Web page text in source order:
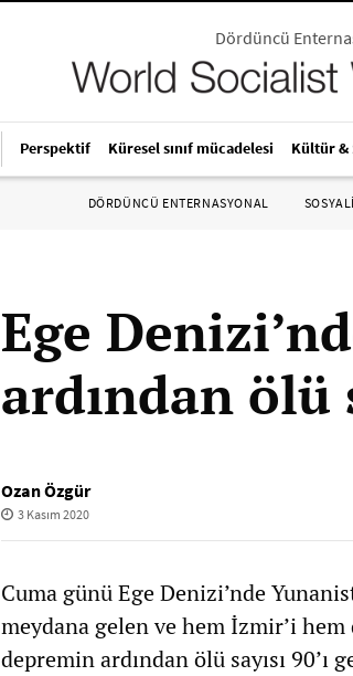
Dördüncü
Perspektif Küresel sınıf mücadelesi Kültür &
DÖRDÜNCÜ ENTERNASYONAL
Ege
ardından ölü
Ozan Özgür
3 Kasım 2020
Cuma günü Ege Denizi’nde
meydana gelen ve hem İzmir’i
depremin ardından ölü sayısı